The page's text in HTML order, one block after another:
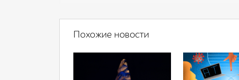
Похожие новости